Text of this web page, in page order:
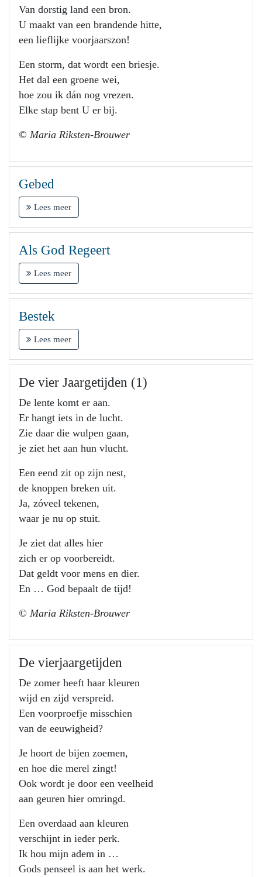
Van dorstig land een bron.
U maakt van een brandende hitte,
een lieflijke voorjaarszon!
Een storm, dat wordt een briesje.
Het dal een groene wei,
hoe zou ik dán nog vrezen.
Elke stap bent U er bij.
© Maria Riksten-Brouwer
Gebed
Lees meer
Als God Regeert
Lees meer
Bestek
Lees meer
De vier Jaargetijden (1)
De lente komt er aan.
Er hangt iets in de lucht.
Zie daar die wulpen gaan,
je ziet het aan hun vlucht.
Een eend zit op zijn nest,
de knoppen breken uit.
Ja, zóveel tekenen,
waar je nu op stuit.
Je ziet dat alles hier
zich er op voorbereidt.
Dat geldt voor mens en dier.
En … God bepaalt de tijd!
© Maria Riksten-Brouwer
De vierjaargetijden
De zomer heeft haar kleuren
wijd en zijd verspreid.
Een voorproefje misschien
van de eeuwigheid?
Je hoort de bijen zoemen,
en hoe die merel zingt!
Ook wordt je door een veelheid
aan geuren hier omringd.
Een overdaad aan kleuren
verschijnt in ieder perk.
Ik hou mijn adem in …
Gods penseel is aan het werk.